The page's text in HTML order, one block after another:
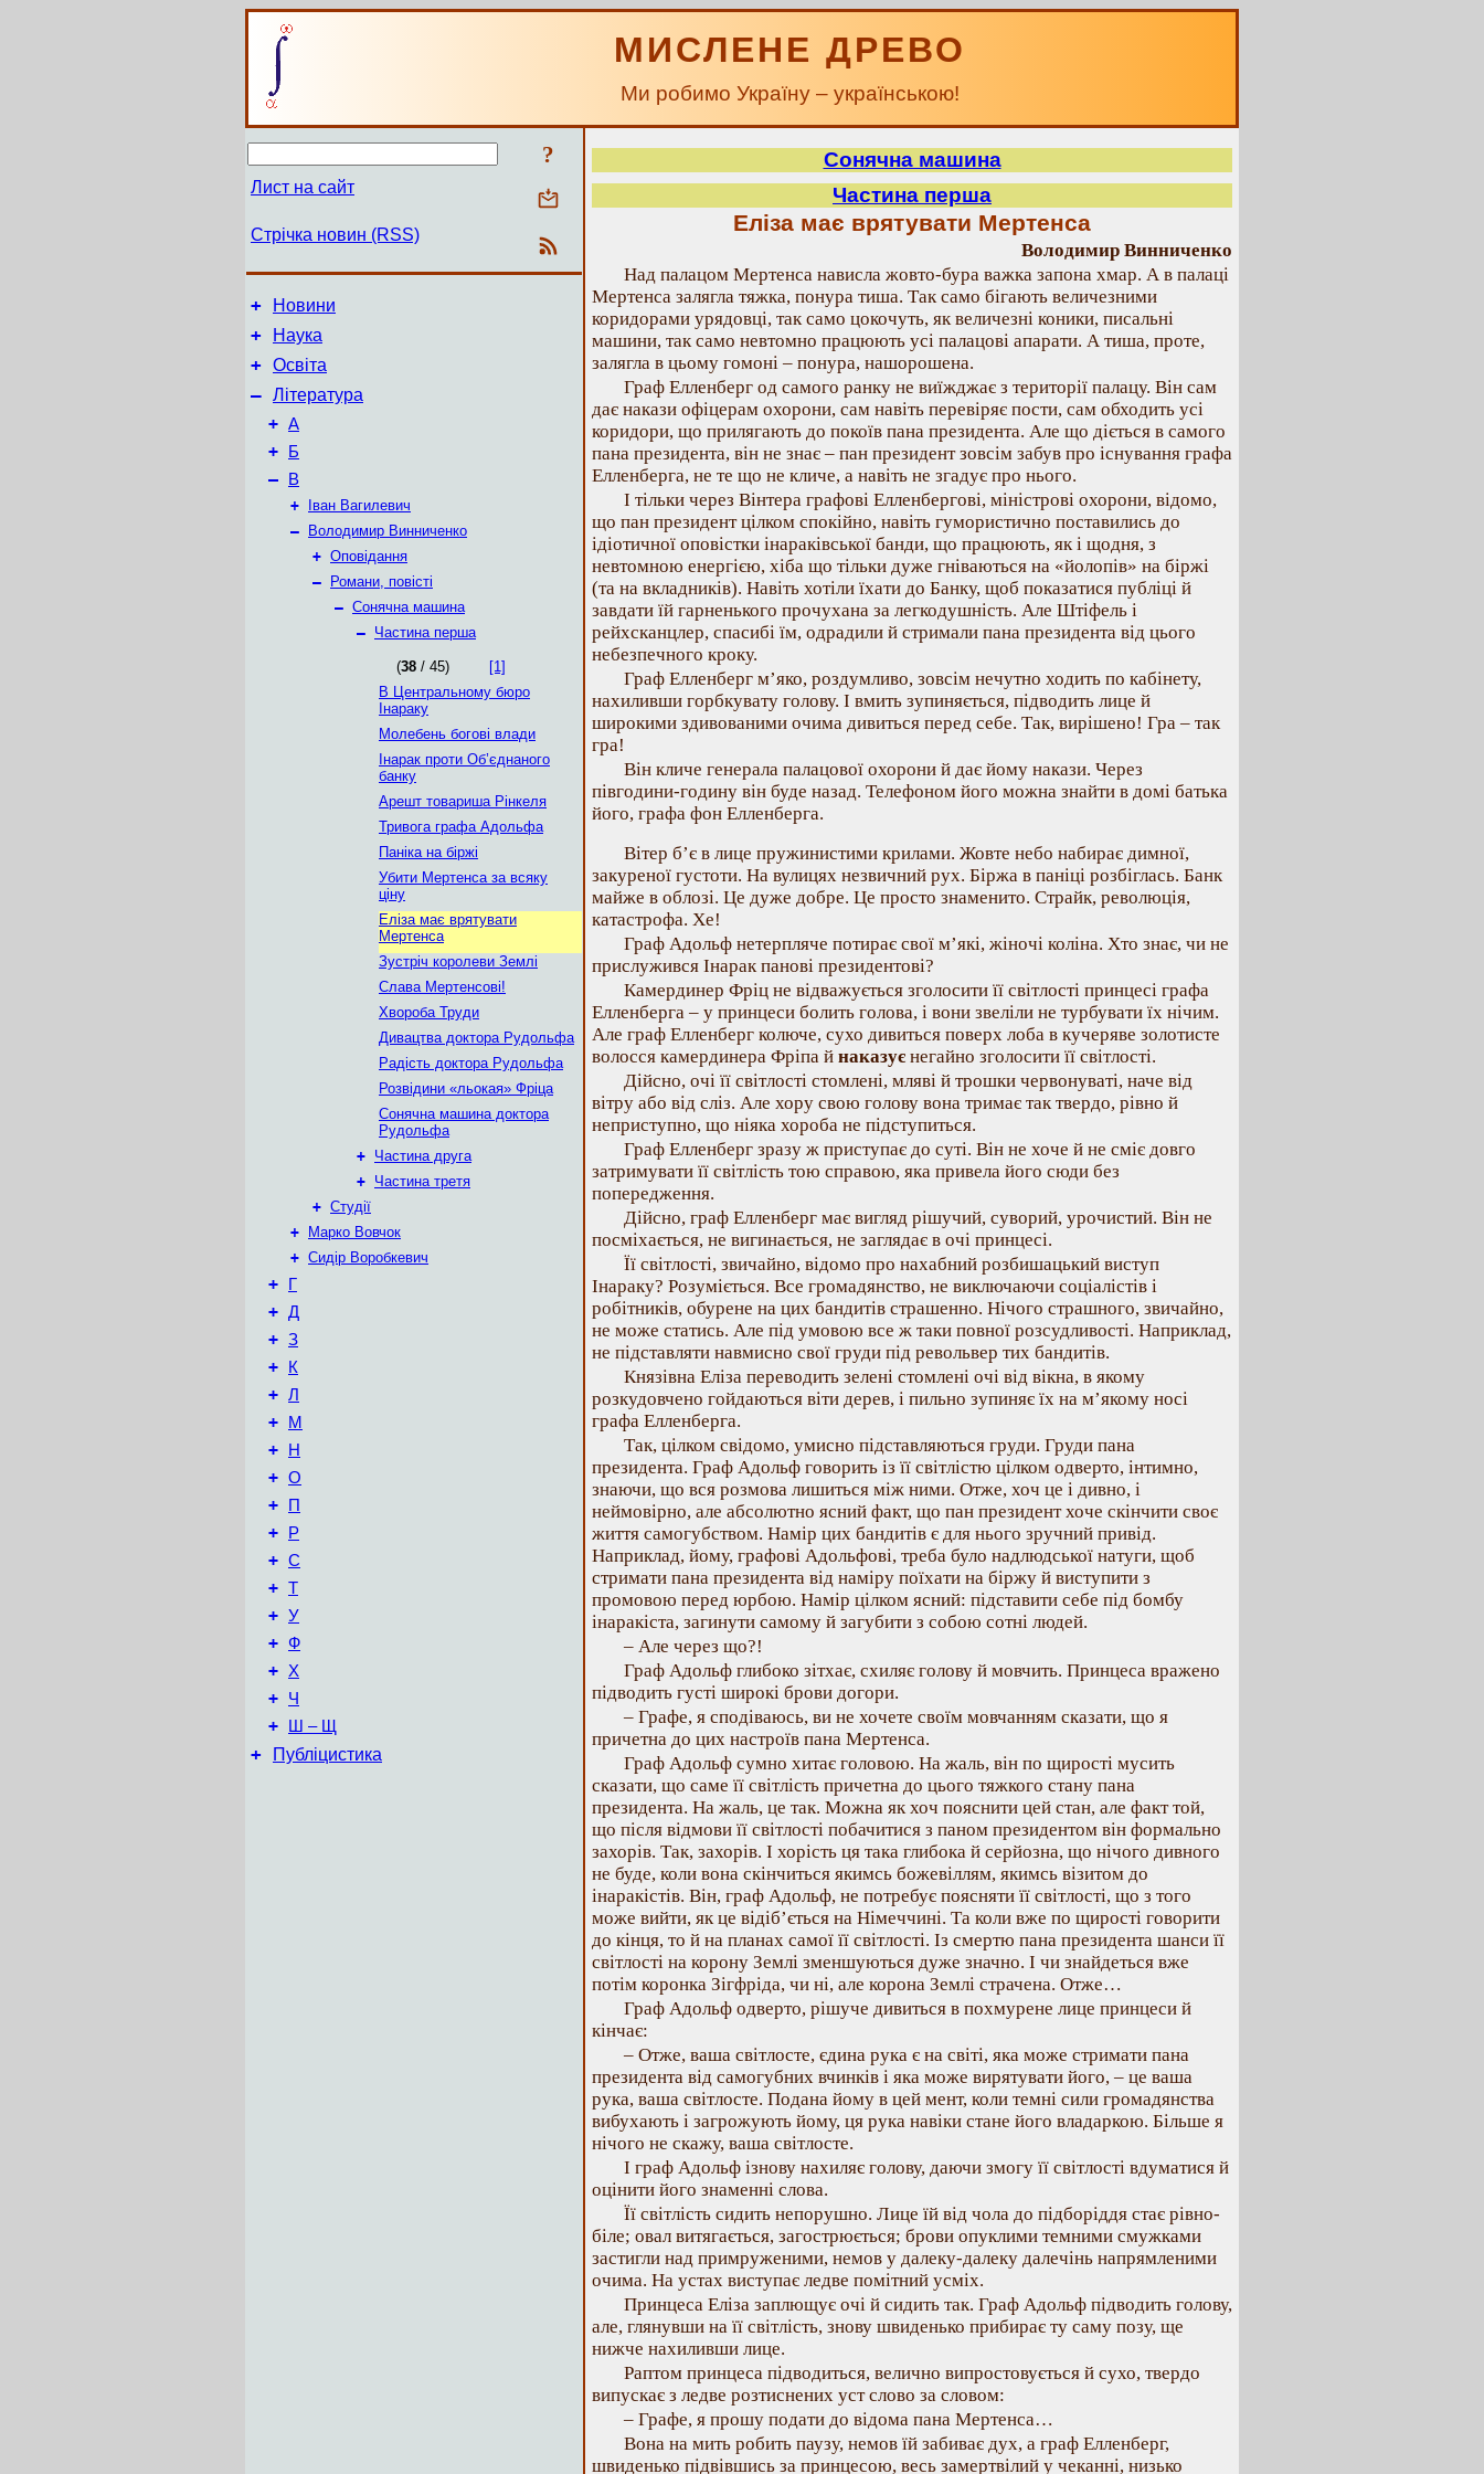
МИСЛЕНЕ ДРЕВО
Ми робимо Україну – українською!
?
Лист на сайт
Стрічка новин (RSS)
+ Новини
+ Наука
+ Освіта
– Література
+ А
+ Б
– В
+
Іван Вагилевич
–
Володимир Винниченко
+ Оповідання
–
Романи, повісті
– Сонячна машина
– Частина перша
(38 / 45)
[1]
В Центральному бюро
Інараку
Молебень богові влади
Інарак проти Об’єднаного
банку
Арешт товариша Рінкеля
Тривога графа Адольфа
Паніка на біржі
Убити Мертенса за всяку
ціну
Еліза має врятувати
Мертенса
Зустріч королеви Землі
Слава Мертенсові!
Хвороба Труди
Дивацтва доктора Рудольфа
Радість доктора Рудольфа
Розвідини «льокая» Фріца
Сонячна машина доктора
Рудольфа
+ Частина друга
+ Частина третя
+ Студії
+
Марко Вовчок
+ Сидір Воробкевич
+ Г
+ Д
+ З
+ К
+ Л
+ М
+ Н
+ О
+ П
+ Р
+ С
+ Т
+ У
+ Ф
+ Х
+ Ч
+ Ш – Щ
+ Публіцистика
Сонячна машина
Частина перша
Еліза має врятувати Мертенса
Володимир Винниченко
Над палацом Мертенса нависла жовто-бура важка запона хмар. А в палаці
Мертенса залягла тяжка, понура тиша. Так само бігають величезними
коридорами урядовці, так само цокочуть, як величезні коники, писальні
машини, так само невтомно працюють усі палацові апарати. А тиша, проте,
залягла в цьому гомоні – понура, нашорошена.
Граф Елленберг од самого ранку не виїжджає з території палацу. Він сам
дає накази офіцерам охорони, сам навіть перевіряє пости, сам обходить усі
коридори, що прилягають до покоїв пана президента. Але що діється в самого
пана президента, він не знає – пан президент зовсім забув про існування графа
Елленберга, не те що не кличе, а навіть не згадує про нього.
І тільки через Вінтера графові Елленбергові, міністрові охорони, відомо,
що пан президент цілком спокійно, навіть гумористично поставились до
ідіотичної оповістки інараківської банди, що працюють, як і щодня, з
невтомною енергією, хіба що тільки дуже гніваються на «йолопів» на біржі
(та на вкладників). Навіть хотіли їхати до Банку, щоб показатися публіці й
завдати їй гарненького прочухана за легкодушність. Але Штіфель і
рейхсканцлер, спасибі їм, одрадили й стримали пана президента від цього
небезпечного кроку.
Граф Елленберг м’яко, роздумливо, зовсім нечутно ходить по кабінету,
нахиливши горбкувату голову. І вмить зупиняється, підводить лице й
широкими здивованими очима дивиться перед себе. Так, вирішено! Гра – так
гра!
Він кличе генерала палацової охорони й дає йому накази. Через
півгодини-годину він буде назад. Телефоном його можна знайти в домі батька
його, графа фон Елленберга.
Вітер б’є в лице пружинистими крилами. Жовте небо набирає димної,
закуреної густоти. На вулицях незвичний рух. Біржа в паніці розбіглась. Банк
майже в облозі. Це дуже добре. Це просто знаменито. Страйк, революція,
катастрофа. Хе!
Граф Адольф нетерпляче потирає свої м’які, жіночі коліна. Хто знає, чи не
прислужився Інарак панові президентові?
Камердинер Фріц не відважується зголосити її світлості принцесі графа
Елленберга – у принцеси болить голова, і вони звеліли не турбувати їх нічим.
Але граф Елленберг колюче, сухо дивиться поверх лоба в кучеряве золотисте
волосся камердинера Фріпа й наказує негайно зголосити її світлості.
Дійсно, очі її світлості стомлені, мляві й трошки червонуваті, наче від
вітру або від сліз. Але хору свою голову вона тримає так твердо, рівно й
неприступно, що ніяка хороба не підступиться.
Граф Елленберг зразу ж приступає до суті. Він не хоче й не сміє довго
затримувати її світлість тою справою, яка привела його сюди без
попередження.
Дійсно, граф Елленберг має вигляд рішучий, суворий, урочистий. Він не
посміхається, не вигинається, не заглядає в очі принцесі.
Її світлості, звичайно, відомо про нахабний розбишацький виступ
Інараку? Розуміється. Все громадянство, не виключаючи соціалістів і
робітників, обурене на цих бандитів страшенно. Нічого страшного, звичайно,
не може статись. Але під умовою все ж таки повної розсудливості. Наприклад,
не підставляти навмисно свої груди під револьвер тих бандитів.
Князівна Еліза переводить зелені стомлені очі від вікна, в якому
розкудовчено гойдаються віти дерев, і пильно зупиняє їх на м’якому носі
графа Елленберга.
Так, цілком свідомо, умисно підставляються груди. Груди пана
президента. Граф Адольф говорить із її світлістю цілком одверто, інтимно,
знаючи, що вся розмова лишиться між ними. Отже, хоч це і дивно, і
неймовірно, але абсолютно ясний факт, що пан президент хоче скінчити своє
життя самогубством. Намір цих бандитів є для нього зручний привід.
Наприклад, йому, графові Адольфові, треба було надлюдської натуги, щоб
стримати пана президента від наміру поїхати на біржу й виступити з
промовою перед юрбою. Намір цілком ясний: підставити себе під бомбу
інаракіста, загинути самому й загубити з собою сотні людей.
– Але через що?!
Граф Адольф глибоко зітхає, схиляє голову й мовчить. Принцеса вражено
підводить густі широкі брови догори.
– Графе, я сподіваюсь, ви не хочете своїм мовчанням сказати, що я
причетна до цих настроїв пана Мертенса.
Граф Адольф сумно хитає головою. На жаль, він по щирості мусить
сказати, що саме її світлість причетна до цього тяжкого стану пана
президента. На жаль, це так. Можна як хоч пояснити цей стан, але факт той,
що після відмови її світлості побачитися з паном президентом він формально
захорів. Так, захорів. І хорість ця така глибока й серйозна, що нічого дивного
не буде, коли вона скінчиться якимсь божевіллям, якимсь візитом до
інаракістів. Він, граф Адольф, не потребує поясняти її світлості, що з того
може вийти, як це відіб’ється на Німеччині. Та коли вже по щирості говорити
до кінця, то й на планах самої її світлості. Із смертю пана президента шанси її
світлості на корону Землі зменшуються дуже значно. І чи знайдеться вже
потім коронка Зігфріда, чи ні, але корона Землі страчена. Отже…
Граф Адольф одверто, рішуче дивиться в похмурене лице принцеси й
кінчає:
– Отже, ваша світлосте, єдина рука є на світі, яка може стримати пана
президента від самогубних вчинків і яка може вирятувати його, – це ваша
рука, ваша світлосте. Подана йому в цей мент, коли темні сили громадянства
вибухають і загрожують йому, ця рука навіки стане його владаркою. Більше я
нічого не скажу, ваша світлосте.
І граф Адольф ізнову нахиляє голову, даючи змогу її світлості вдуматися й
оцінити його знаменні слова.
Її світлість сидить непорушно. Лице їй від чола до підборіддя стає рівно-
біле; овал витягається, загострюється; брови опуклими темними смужками
застигли над примруженими, немов у далеку-далеку далечінь напрямленими
очима. На устах виступає ледве помітний усміх.
Принцеса Еліза заплющує очі й сидить так. Граф Адольф підводить голову,
але, глянувши на її світлість, знову швиденько прибирає ту саму позу, ще
нижче нахиливши лице.
Раптом принцеса підводиться, велично випростовується й сухо, твердо
випускає з ледве розтиснених уст слово за словом:
– Графе, я прошу подати до відома пана Мертенса…
Вона на мить робить паузу, немов їй забиває дух, а граф Елленберг,
швиденько підвівшись за принцесою, весь замертвілий у чеканні, низько